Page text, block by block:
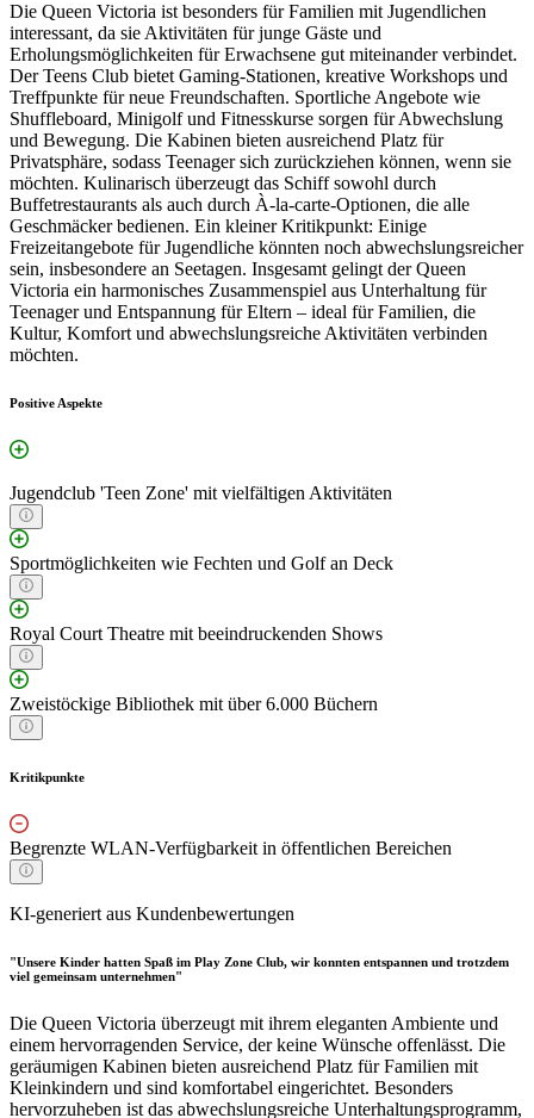
Die Queen Victoria ist besonders für Familien mit Jugendlichen
interessant, da sie Aktivitäten für junge Gäste und
Erholungsmöglichkeiten für Erwachsene gut miteinander verbindet.
Der Teens Club bietet Gaming-Stationen, kreative Workshops und
Treffpunkte für neue Freundschaften. Sportliche Angebote wie
Shuffleboard, Minigolf und Fitnesskurse sorgen für Abwechslung
und Bewegung. Die Kabinen bieten ausreichend Platz für
Privatsphäre, sodass Teenager sich zurückziehen können, wenn sie
möchten. Kulinarisch überzeugt das Schiff sowohl durch
Buffetrestaurants als auch durch À-la-carte-Optionen, die alle
Geschmäcker bedienen. Ein kleiner Kritikpunkt: Einige
Freizeitangebote für Jugendliche könnten noch abwechslungsreicher
sein, insbesondere an Seetagen. Insgesamt gelingt der Queen
Victoria ein harmonisches Zusammenspiel aus Unterhaltung für
Teenager und Entspannung für Eltern – ideal für Familien, die
Kultur, Komfort und abwechslungsreiche Aktivitäten verbinden
möchten.
Positive Aspekte
Jugendclub 'Teen Zone' mit vielfältigen Aktivitäten
Sportmöglichkeiten wie Fechten und Golf an Deck
Royal Court Theatre mit beeindruckenden Shows
Zweistöckige Bibliothek mit über 6.000 Büchern
Kritikpunkte
Begrenzte WLAN-Verfügbarkeit in öffentlichen Bereichen
KI-generiert aus Kundenbewertungen
"Unsere Kinder hatten Spaß im Play Zone Club, wir konnten entspannen und trotzdem
viel gemeinsam unternehmen"
Die Queen Victoria überzeugt mit ihrem eleganten Ambiente und
einem hervorragenden Service, der keine Wünsche offenlässt. Die
geräumigen Kabinen bieten ausreichend Platz für Familien mit
Kleinkindern und sind komfortabel eingerichtet. Besonders
hervorzuheben ist das abwechslungsreiche Unterhaltungsprogramm,